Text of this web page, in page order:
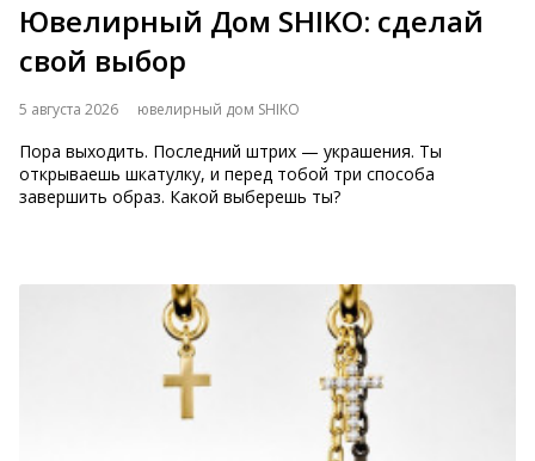
Ювелирный Дом SHIKO: сделай
свой выбор
5 августа 2026 ювелирный дом SHIKO
Пора выходить. Последний штрих — украшения. Ты
открываешь шкатулку, и перед тобой три способа
завершить образ. Какой выберешь ты?